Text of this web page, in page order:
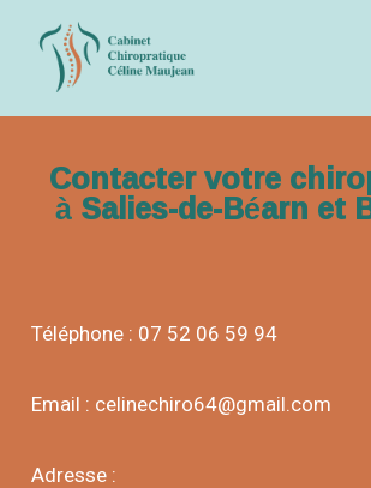
Contacter votre
à Salies-de-Béarn et
Téléphone : 07 52 06 59 94
Email : celinechiro64@gmail.com
Adresse :